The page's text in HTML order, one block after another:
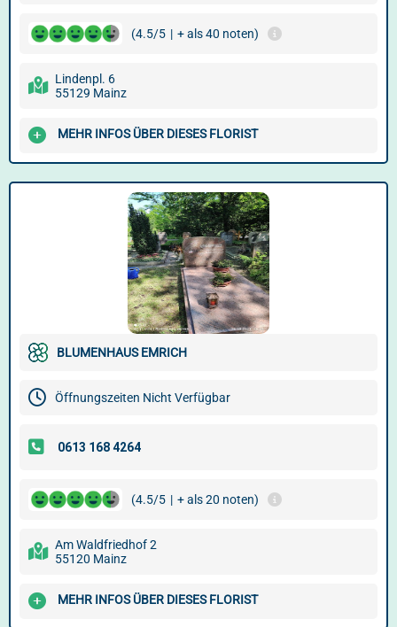
(4.5/5 | + als 40 noten)
Lindenpl. 6
55129 Mainz
MEHR INFOS ÜBER DIESES FLORIST
BLUMENHAUS EMRICH
Öffnungszeiten Nicht Verfügbar
(4.5/5 | + als 20 noten)
Am Waldfriedhof 2
55120 Mainz
MEHR INFOS ÜBER DIESES FLORIST